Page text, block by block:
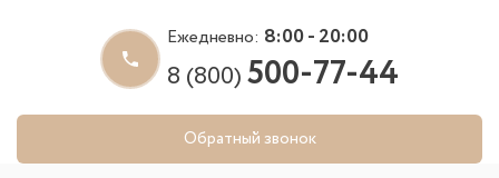
Ежедневно: 8:00 - 20:00
8 (800)500-77-44
Обратный звонок